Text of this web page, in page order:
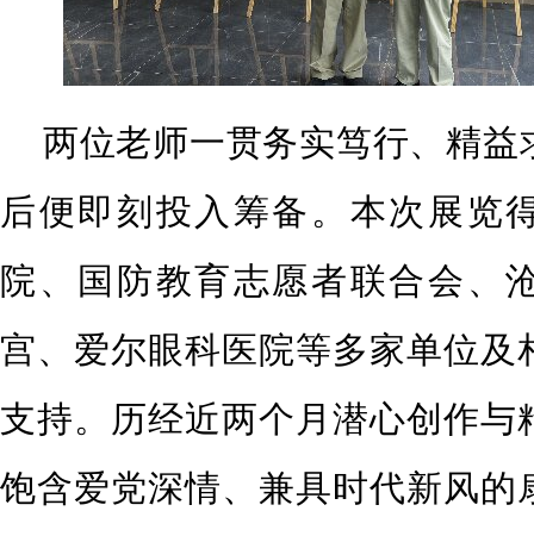
两位老师一贯务实笃行、精益
后便即刻投入筹备。本次展览
院、国防教育志愿者联合会、
宫、爱尔眼科医院等多家单位及
支持。历经近两个月潜心创作与
饱含爱党深情、兼具时代新风的